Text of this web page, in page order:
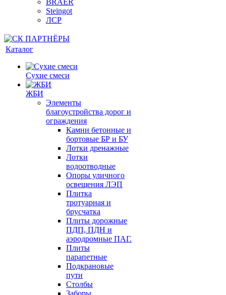
BRAER
Steingot
ЛСР
Каталог
Сухие смеси
ЖБИ
Элементы
благоустройства дорог и
ограждения
Камни бетонные и
бортовые БР и БУ
Лотки дренажные
Лотки
водоотводные
Опоры уличного
освещения ЛЭП
Плитка
тротуарная и
брусчатка
Плиты дорожные
ПДП, ПДН и
аэродромные ПАГ.
Плиты
парапетные
Подкрановые
пути
Столбы
Заборы